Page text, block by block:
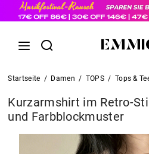
Startseite / Damen / TOPS / Tops &
Kurzarmshirt im Retro-
und Farbblockmuster